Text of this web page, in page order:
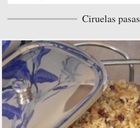
Ciruelas pasas